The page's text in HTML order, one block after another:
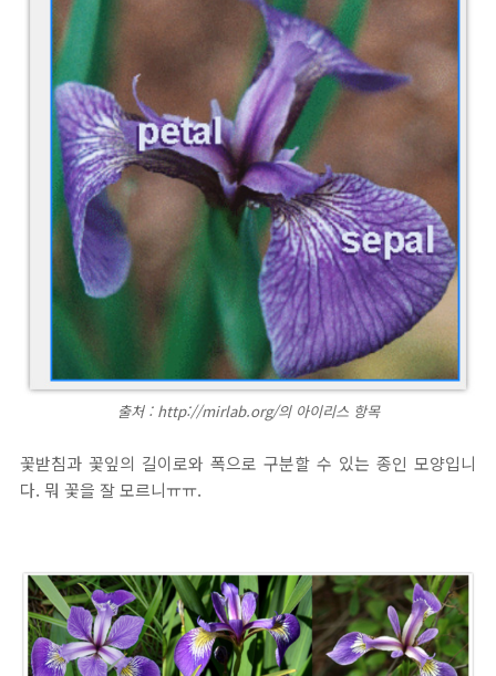
출처 : http://mirlab.org/의 아이리스 항목
꽃받침과 꽃잎의 길이로와 폭으로 구분할 수 있는 종인 모양입니
다. 뭐 꽃을 잘 모르니ㅠㅠ.